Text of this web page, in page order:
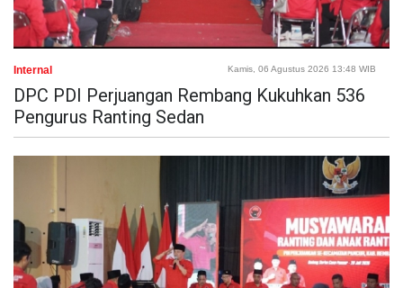
Internal Kamis, 06 Agustus 2026 13:48 WIB
DPC PDI Perjuangan Rembang Kukuhkan 536
Pengurus Ranting Sedan